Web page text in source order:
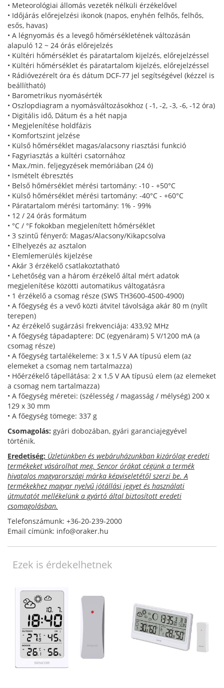
• Meteorológiai állomás vezeték nélküli érzékelővel
• Időjárás előrejelzési ikonok (napos, enyhén felhős, felhős,
esős, havas)
• A légnyomás és a levegő hőmérsékletének változásán
alapuló 12 ~ 24 órás előrejelzés
• Kültéri hőmérséklet és páratartalom kijelzés, előrejelzéssel
• Kültéri hőmérséklet és páratartalom kijelzés, előrejelzéssel
• Rádióvezérelt óra és dátum DCF-77 jel segítségével (kézzel is
beállítható)
• Barometrikus nyomásérték
• Oszlopdiagram a nyomásváltozásokhoz ( -1, -2, -3, -6, -12 óra)
• Digitális idő, Dátum és a hét napja
• Megjelenítése holdfázis
• Komfortszint jelzése
• Külső hőmérséklet magas/alacsony riasztási funkció
• Fagyriasztás a kültéri csatornához
• Max./min. feljegyzések memóriában (24 ó)
• Ismételt ébresztés
• Belső hőmérséklet mérési tartomány: -10 - +50°C
• Külső hőmérséklet mérési tartomány: -40°C - +60°C
• Páratartalom mérési tartomány: 1% - 99%
• 12 / 24 órás formátum
• °C / °F fokokban megjelenített hőmérséklet
• 3 szintű fényerő: Magas/Alacsony/Kikapcsolva
• Elhelyezés az asztalon
• Elemlemerülés kijelzése
• Akár 3 érzékelő csatlakoztatható
• Lehetőség van a három érzékelő által mért adatok
megjelenítése közötti automatikus váltogatásra
• 1 érzékelő a csomag része (SWS TH3600-4500-4900)
• A főegység és a vevő közti átvitel távolsága akár 80 m (nyílt
terepen)
• Az érzékelő sugárzási frekvenciája: 433,92 MHz
• A főegység tápadaptere: DC (egyenáram) 5 V/1200 mA (a
csomag része)
• A főegység tartalékeleme: 3 x 1,5 V AA típusú elem (az
elemeket a csomag nem tartalmazza)
• Hőérzékelő tápellátása: 2 x 1,5 V AA típusú elem (az elemeket
a csomag nem tartalmazza)
• A főegység méretei: (szélesség / magasság / mélység) 200 x
129 x 30 mm
• A főegység tömege: 337 g
Csomagolás: gyári dobozában, gyári garanciajegyével
történik.
Eredetiség: Üzletünkben és webáruházunkban kizárólag eredeti
termékeket vásárolhat meg. Sencor órákat cégünk a termék
hivatalos magyarországi márka képviseletétől szerzi be. A
termékekhez magyar nyelvű jótállási jegyet és használati
útmutatót mellékelünk a gyártó által biztosított eredeti
csomagolásban.
Telefonszámunk: +36-20-239-2000
Email címünk: info@oraker.hu
Ezek is érdekelhetnek